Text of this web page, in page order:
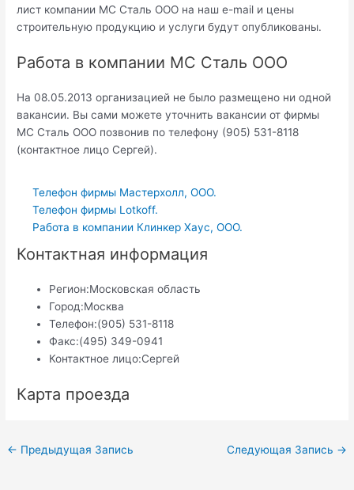
лист компании МС Сталь ООО на наш e-mail и цены
строительную продукцию и услуги будут опубликованы.
Работа в компании МС Сталь ООО
На 08.05.2013 организацией не было размещено ни одной
вакансии. Вы сами можете уточнить вакансии от фирмы
МС Сталь ООО позвонив по телефону (905) 531-8118
(контактное лицо Сергей).
Телефон фирмы Мастерхолл, ООО.
Телефон фирмы Lotkoff.
Работа в компании Клинкер Хаус, ООО.
Контактная информация
Регион:Московская область
Город:Москва
Телефон:(905) 531-8118
Факс:(495) 349-0941
Контактное лицо:Сергей
Карта проезда
Навигация
← Предыдущая Запись Следующая Запись →